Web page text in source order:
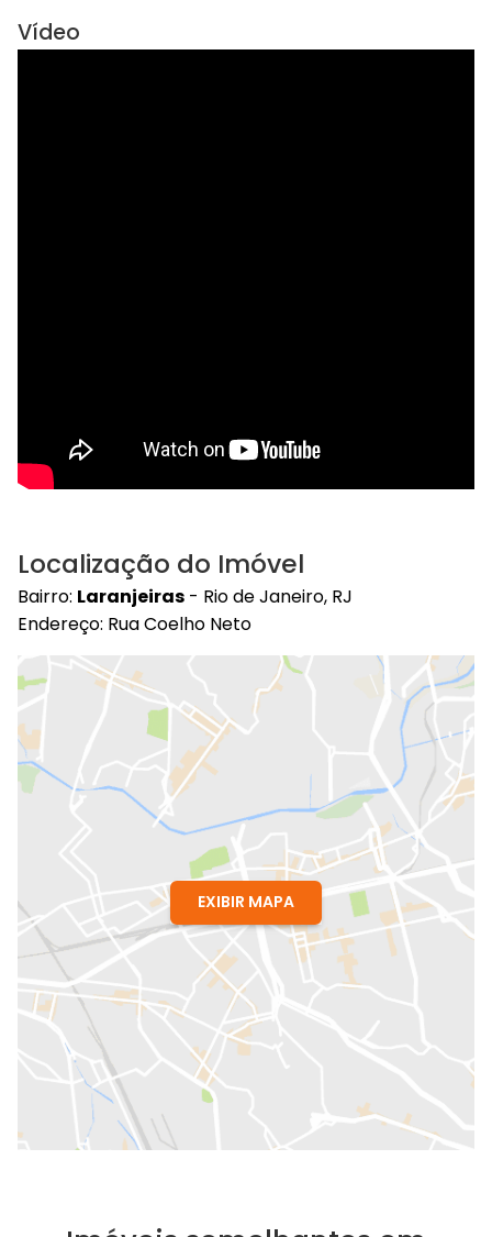
Vídeo
Localização do Imóvel
Bairro: Laranjeiras - Rio de Janeiro, RJ
Endereço: Rua Coelho Neto
EXIBIR MAPA